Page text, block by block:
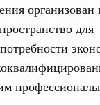
организован
для
Кравцов
на